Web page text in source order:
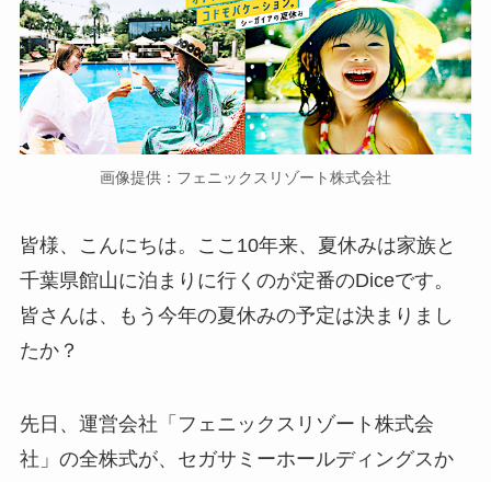
画像提供：フェニックスリゾート株式会社
皆様、こんにちは。ここ10年来、夏休みは家族と
千葉県館山に泊まりに行くのが定番のDiceです。
皆さんは、もう今年の夏休みの予定は決まりまし
たか？
先日、運営会社「フェニックスリゾート株式会
社」の全株式が、セガサミーホールディングスか